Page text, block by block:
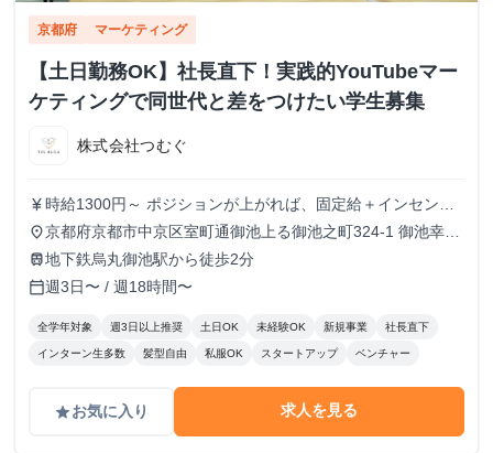
京都府 マーケティング
【土日勤務OK】社長直下！実践的YouTubeマー
ケティングで同世代と差をつけたい学生募集
株式会社つむぐ
currency_yen 時給1300円～ ポジションが上がれば、固定給＋インセンテ
ィブも可能。
place京都府京都市中京区室町通御池上る御池之町324-1 御池幸登
ビル7階
train地下鉄烏丸御池駅から徒歩2分
calendar_today週3日〜 / 週18時間〜
全学年対象 週3日以上推奨 土日OK 未経験OK 新規事業 社長直下
インターン生多数 髪型自由 私服OK スタートアップ ベンチャー
gradeお気に入り 求人を見る